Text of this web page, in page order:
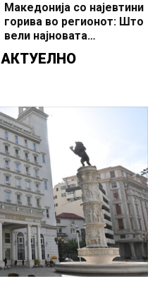
Македонија со најевтини
горива во регионот: Што
вели најновата
статистика за цените на
бензините и дизелот?
АКТУЕЛНО